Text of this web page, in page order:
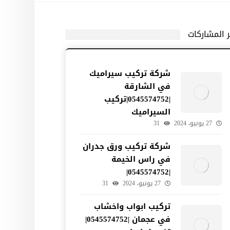
المشاركات
شركة تركيب سيراميك
في الشارقة
|0545574752|تركيب
السيراميك
27 يونيو، 2024 31
شركة تركيب ورق جدران
في راس الخيمة
|0545574752|
27 يونيو، 2024 31
تركيب ابواب واخشاب
في عجمان |0545574752|